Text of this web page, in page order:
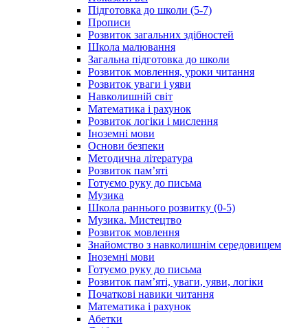
Підготовка до школи (5-7)
Прописи
Розвиток загальних здібностей
Школа малювання
Загальна підготовка до школи
Розвиток мовлення, уроки читання
Розвиток уваги і уяви
Навколишній світ
Математика і рахунок
Розвиток логіки і мислення
Іноземні мови
Основи безпеки
Методична література
Розвиток пам’яті
Готуємо руку до письма
Музика
Школа раннього розвитку (0-5)
Музика. Мистецтво
Розвиток мовлення
Знайомство з навколишнім середовищем
Іноземні мови
Готуємо руку до письма
Розвиток пам’яті, уваги, уяви, логіки
Початкові навики читання
Математика і рахунок
Абетки